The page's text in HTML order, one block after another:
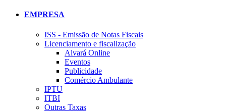
EMPRESA
ISS - Emissão de Notas Fiscais
Licenciamento e fiscalização
Alvará Online
Eventos
Publicidade
Comércio Ambulante
IPTU
ITBI
Outras Taxas